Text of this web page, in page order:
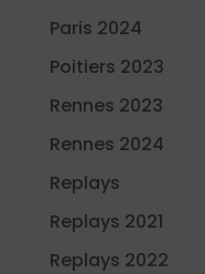
Paris 2024
Poitiers 2023
Rennes 2023
Rennes 2024
Replays
Replays 2021
Replays 2022